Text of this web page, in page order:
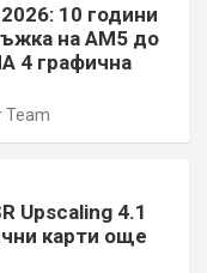
10 години
на AM5 до
4 графична
Team
Upscaling 4.1
карти още